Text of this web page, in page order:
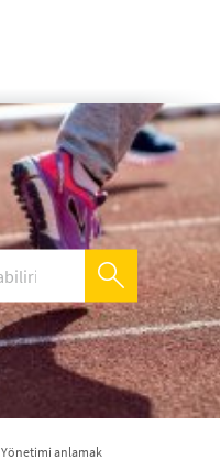
deutsch
Yönetimi anlamak